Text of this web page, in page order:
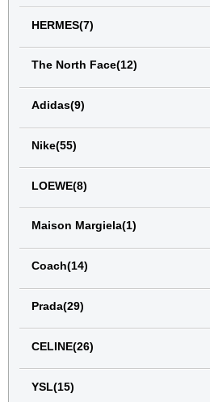
HERMES(7)
The North Face(12)
Adidas(9)
Nike(55)
LOEWE(8)
Maison Margiela(1)
Coach(14)
Prada(29)
CELINE(26)
YSL(15)